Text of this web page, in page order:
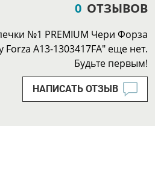
0 ОТЗЫВОВ
№1 PREMIUM Чери Форза
Forza A13-1303417FA" еще нет.
Будьте первым!
НАПИСАТЬ ОТЗЫВ